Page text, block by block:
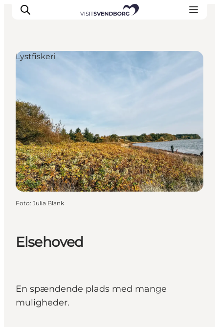
Oplev kultur & natur
Det sker i Svendborg
Spis og drik
handelsbyen Svendborg
Overnatning
Planlæg din tur
Elsehoved
En spændende plads med mange
muligheder.
Lystfiskeri
Foto: Julia Blank